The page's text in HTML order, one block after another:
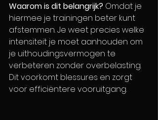
Waarom is dit belangrijk? Omdat je
hiermee je trainingen beter kunt
afstemmen. Je weet precies welke
intensiteit je moet aanhouden om
je uithoudingsvermogen te
verbeteren zonder overbelasting.
Dit voorkomt blessures en zorgt
voor efficiëntere vooruitgang.